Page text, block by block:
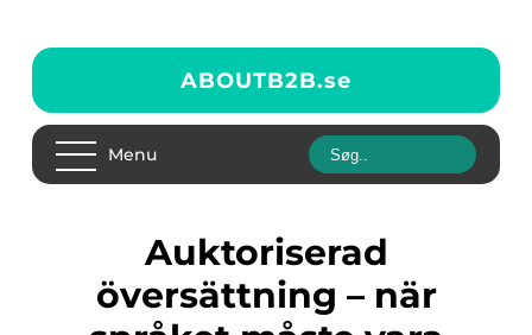
ABOUTB2B.se
Menu
Auktoriserad
översättning – när